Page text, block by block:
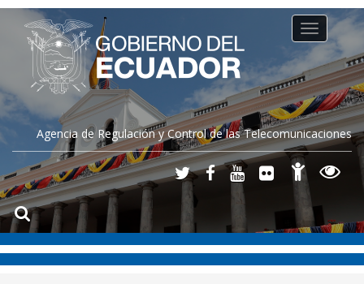
Agencia de Regulación y Control de las Telecomunicaciones
Toggle
navigation